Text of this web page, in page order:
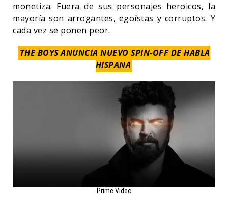
monetiza. Fuera de sus personajes heroicos, la
mayoría son arrogantes, egoístas y corruptos. Y
cada vez se ponen peor.
THE BOYS ANUNCIA NUEVO SPIN-OFF DE HABLA
HISPANA
Prime Video